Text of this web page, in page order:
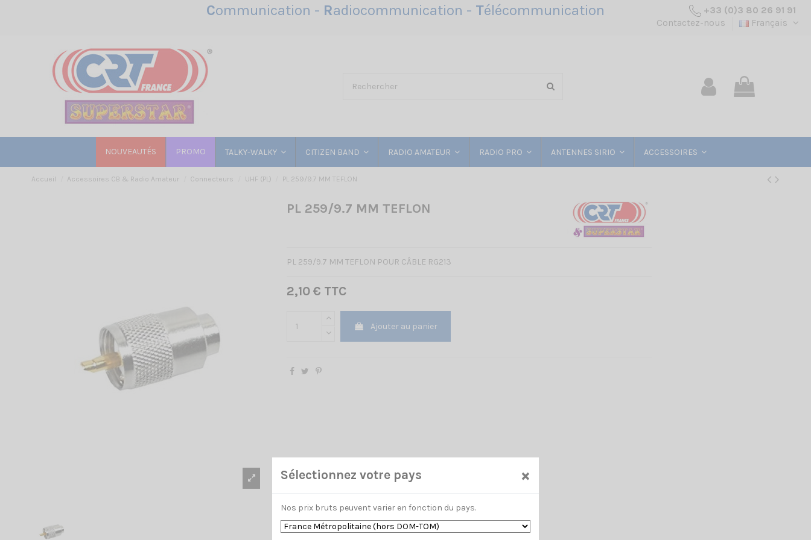
Communication - Radiocommunication - Télécommunication
+33 (0)3 80 26 91 91
Contactez-nous
Français
NOUVEAUTÉS PROMO TALKY-WALKY CITIZEN BAND RADIO AMATEUR RADIO PRO ANTENNES SIRIO ACCESSOIRES
Accueil Accessoires CB & Radio Amateur Connecteurs UHF (PL) PL 259/9.7 MM TEFLON
PL 259/9.7 MM TEFLON
PL 259/9.7 MM TEFLON POUR CÂBLE RG213
2,10 € TTC
Ajouter au panier
Sélectionnez votre pays ×
Nos prix bruts peuvent varier en fonction du pays.